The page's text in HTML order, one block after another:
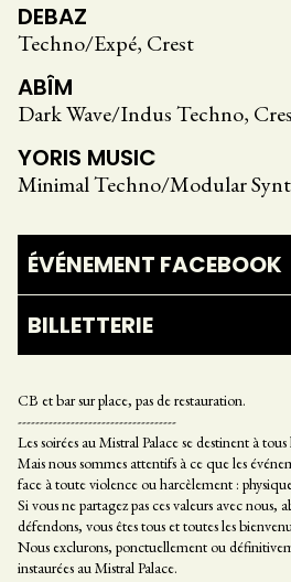
DEBAZ
Techno/Expé, Crest
ABÎM
Dark Wave/Indus Techno,
YORIS MUSIC
Minimal Techno/Modular
ÉVÉNEMENT FACEBOOK
BILLETTERIE
CB et bar sur place, pas de restauration.
------------------------------------
Les soirées au Mistral Palace se destinent à
Mais nous sommes attentifs à ce que les
face à toute violence ou harcèlement :
Si vous ne partagez pas ces valeurs avec nous,
défendons, vous êtes tous et toutes les
Nous exclurons, ponctuellement ou
instaurées au Mistral Palace.